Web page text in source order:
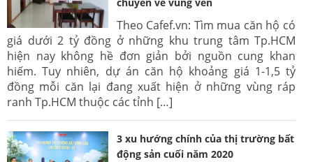
chuyển về vùng ven
Theo Cafef.vn: Tìm mua căn hộ có
giá dưới 2 tỷ đồng ở những khu trung tâm Tp.HCM
hiện nay không hề đơn giản bởi nguồn cung khan
hiếm. Tuy nhiên, dự án căn hộ khoảng giá 1-1,5 tỷ
đồng mỗi căn lại đang xuất hiện ở những vùng ráp
ranh Tp.HCM thuộc các tỉnh […]
3 xu hướng chính của thị trường bất
động sản cuối năm 2020